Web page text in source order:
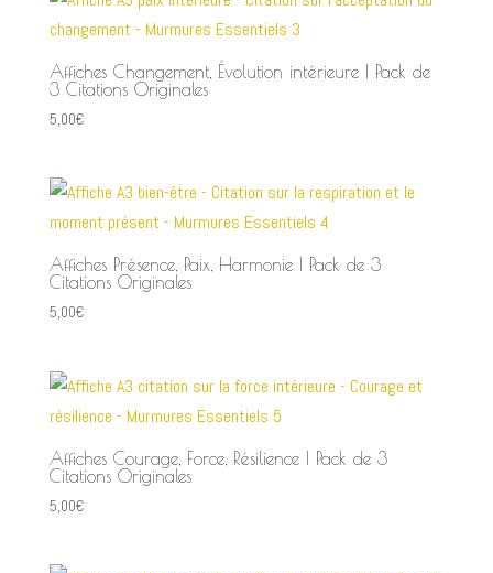
Affiches Changement, Évolution intérieure | Pack de
3 Citations Originales
5,00€
Affiches Présence, Paix, Harmonie | Pack de 3
Citations Originales
5,00€
Affiches Courage, Force, Résilience | Pack de 3
Citations Originales
5,00€